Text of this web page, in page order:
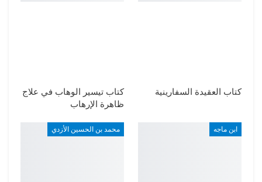
كتاب العقيدة السفارينية
كتاب تيسير الوهاب في علاج
ظاهرة الإرهاب
ابن ماجه محمد بن الحسين الأزدي